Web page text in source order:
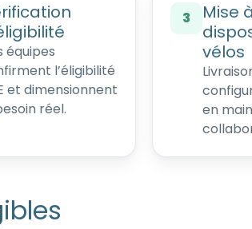
équipes
l’éligibilité
et dimensionnent
réel.
3
Mise à
vélos
en